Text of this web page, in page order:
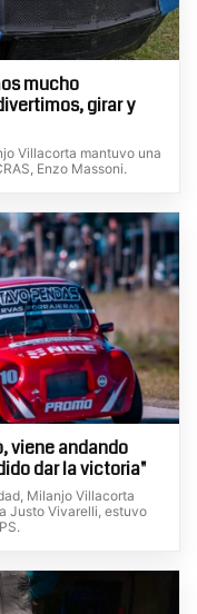
mucho
girar y
Villacorta mantuvo una
Enzo Massoni.
viene andando
dar la victoria"
Milanjo Villacorta
Justo Vivarelli, estuvo